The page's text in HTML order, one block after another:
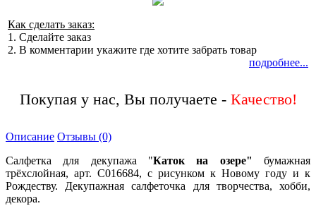
Как сделать заказ:
1. Сделайте заказ
2. В комментарии укажите где хотите забрать товар
подробнее...
Покупая у нас, Вы получаете - Качество!
Описание Отзывы (0)
Салфетка для декупажа "Каток на озере" бумажная
трёхслойная, арт. C016684, с рисунком к Новому году и к
Рождеству. Декупажная салфеточка для творчества, хобби,
декора.